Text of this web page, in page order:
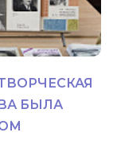
БЫЛА